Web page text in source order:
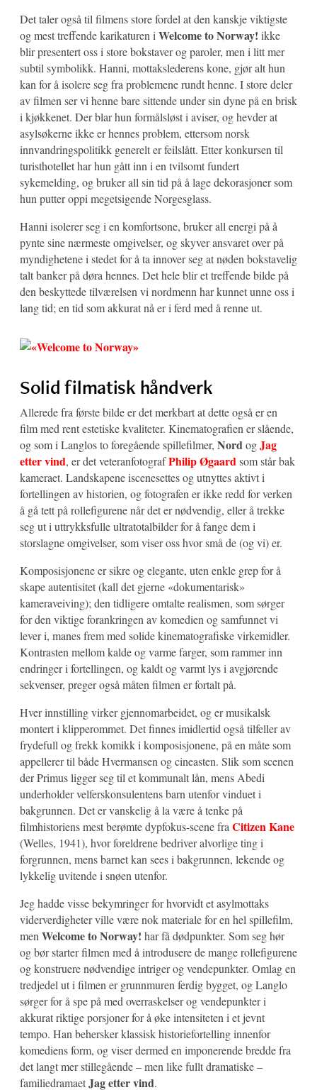
Det taler også til filmens store fordel at den kanskje viktigste
og mest treffende karikaturen iWelcome to Norway! ikke
blir presentert oss i store bokstaver og paroler, men i litt mer
subtil symbolikk. Hanni, mottakslederens kone, gjør alt hun
kan for å isolere seg fra problemene rundt henne. I store deler
av filmen ser vi henne bare sittende under sin dyne på en brisk
i kjøkkenet. Der blar hun formålsløst i aviser, og hevder at
asylsøkerne ikke er hennes problem, ettersom norsk
innvandringspolitikk generelt er feilslått. Etter konkursen til
turisthotellet har hun gått inn i en tvilsomt fundert
sykemelding, og bruker all sin tid på å lage dekorasjoner som
hun putter oppi megetsigende Norgesglass.
Hanni isolerer seg i en komfortsone, bruker all energi på å
pynte sine nærmeste omgivelser, og skyver ansvaret over på
myndighetene i stedet for å ta innover seg at nøden bokstavelig
talt banker på døra hennes. Det hele blir et treffende bilde på
den beskyttede tilværelsen vi nordmenn har kunnet unne oss i
lang tid; en tid som akkurat nå er i ferd med å renne ut.
Solid filmatisk håndverk
Allerede fra første bilde er det merkbart at dette også er en
film med rent estetiske kvaliteter. Kinematografien er slående,
og som i Langlos to foregående spillefilmer, NordogJag
etter vind, er det veteranfotografPhilip Øgaardsom står bak
kameraet. Landskapene iscenesettes og utnyttes aktivt i
fortellingen av historien, og fotografen er ikke redd for verken
å gå tett på rollefigurene når det er nødvendig, eller å trekke
seg ut i uttrykksfulle ultratotalbilder for å fange dem i
storslagne omgivelser, som viser oss hvor små de (og vi) er.
Komposisjonene er sikre og elegante, uten enkle grep for å
skape autentisitet (kall det gjerne «dokumentarisk»
kameraveiving); den tidligere omtalte realismen, som sørger
for den viktige forankringen av komedien og samfunnet vi
lever i, manes frem med solide kinematografiske virkemidler.
Kontrasten mellom kalde og varme farger, som rammer inn
endringer i fortellingen, og kaldt og varmt lys i avgjørende
sekvenser, preger også måten filmen er fortalt på.
Hver innstilling virker gjennomarbeidet, og er musikalsk
montert i klipperommet. Det finnes imidlertid også tilfeller av
frydefull og frekk komikk i komposisjonene, på en måte som
appellerer til både Hvermansen og cineasten. Slik som scenen
der Primus ligger seg til et kommunalt lån, mens Abedi
underholder velferskonsulentens barn utenfor vinduet i
bakgrunnen. Det er vanskelig å la være å tenke på
filmhistoriens mest berømte dypfokus-scene fra Citizen Kane
(Welles, 1941), hvor foreldrene bedriver alvorlige ting i
forgrunnen, mens barnet kan sees i bakgrunnen, lekende og
lykkelig uvitende i snøen utenfor.
Jeg hadde visse bekymringer for hvorvidt et asylmottaks
viderverdigheter ville være nok materiale for en hel spillefilm,
men Welcome to Norway! har få dødpunkter. Som seg hør
og bør starter filmen med å introdusere de mange rollefigurene
og konstruere nødvendige intriger og vendepunkter. Omlag en
tredjedel ut i filmen er grunnmuren ferdig bygget, og Langlo
sørger for å spe på med overraskelser og vendepunkter i
akkurat riktige porsjoner for å øke intensiteten i et jevnt
tempo. Han behersker klassisk historiefortelling innenfor
komediens form, og viser dermed en imponerende bredde fra
det langt mer stillegående – men like fullt dramatiske –
familiedramaetJag etter vind.